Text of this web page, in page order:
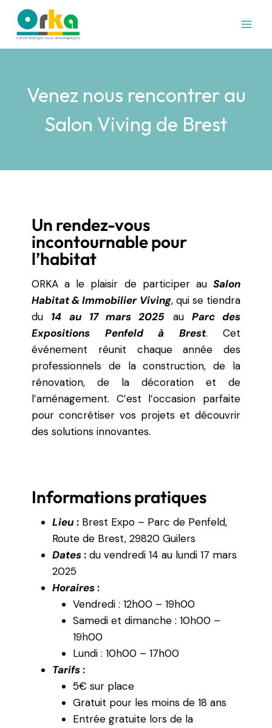
Venez nous rencontrer au
Salon Viving de Brest
Un rendez-vous
incontournable pour
l’habitat
ORKA a le plaisir de participer au Salon
Habitat & Immobilier Viving, qui se tiendra
du 14 au 17 mars 2025 au Parc des
Expositions Penfeld à Brest. Cet
événement réunit chaque année des
professionnels de la construction, de la
rénovation, de la décoration et de
l’aménagement. C’est l’occasion parfaite
pour concrétiser vos projets et découvrir
des solutions innovantes.
Informations pratiques
Lieu : Brest Expo – Parc de Penfeld,
Route de Brest, 29820 Guilers
Dates : du vendredi 14 au lundi 17 mars
2025
Horaires :
Vendredi : 12h00 – 19h00
Samedi et dimanche : 10h00 –
19h00
Lundi : 10h00 – 17h00
Tarifs :
5€ sur place
Gratuit pour les moins de 18 ans
Entrée gratuite lors de la